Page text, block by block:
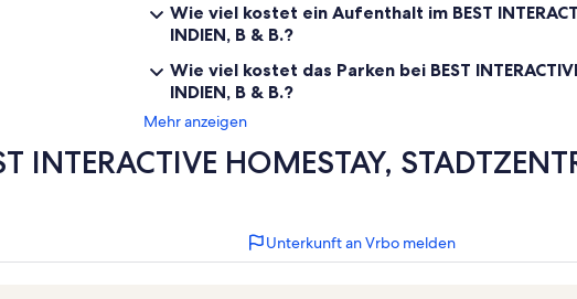
Wie viel kostet ein Aufenthalt im BEST
INDIEN, B & B.?
Wie viel kostet das Parken bei BEST
INDIEN, B & B.?
Mehr anzeigen
HOMESTAY,
Unterkunft an Vrbo melden